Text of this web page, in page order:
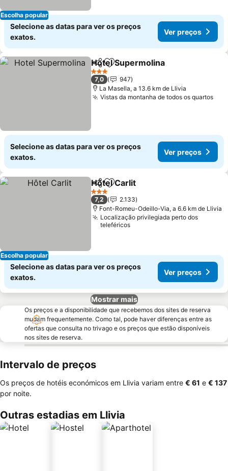
Escolha popular
Selecione as datas para ver os preços
exatos.
Ver preços
PartilharAdicionar aos favoritos
Hotel Supermolina
3 Estrelas
7,0
947
La Masella, a 13.6 km de Llivia
Vistas da montanha de todos os quartos
Selecione as datas para ver os preços
exatos.
Ver preços
Escolha popular
PartilharAdicionar aos favoritos
Hôtel Carlit
3 Estrelas
7,2
2.133
Font-Romeu-Odeillo-Via, a 6.6 km de Llivia
Localização privilegiada perto dos
teleféricos
Selecione as datas para ver os preços
exatos.
Ver preços
Mostrar mais
Os preços e a disponibilidade que recebemos dos sites de reserva
mudam frequentemente. Como tal, pode haver diferenças entre as
ofertas que consulta no trivago e os preços que estão disponíveis
nos sites de reserva.
Intervalo de preços
Os preços de hotéis económicos em Llivia variam entre ‎€ 61 e ‎€ 137
por noite.
Outras estadias em Llivia